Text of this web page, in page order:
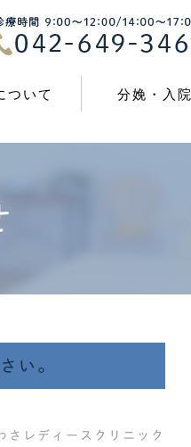
ついて 分娩・入院
い。
さレディースクリニック